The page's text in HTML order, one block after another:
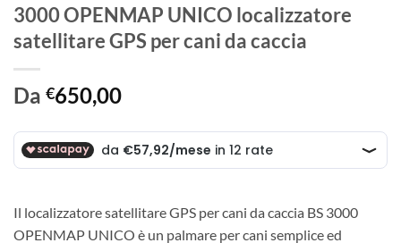
3000 OPENMAP UNICO localizzatore
satellitare GPS per cani da caccia
Da €650,00
Il localizzatore satellitare GPS per cani da caccia BS 3000
OPENMAP UNICO è un palmare per cani semplice ed